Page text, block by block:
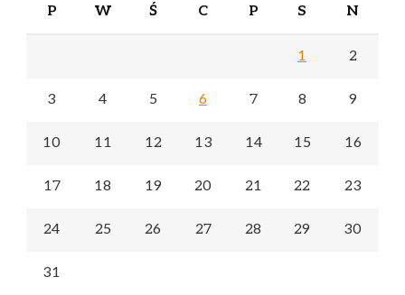
P W Ś C P S N
1 2
3 4 5 6 7 8 9
10 11 12 13 14 15 16
17 18 19 20 21 22 23
24 25 26 27 28 29 30
31